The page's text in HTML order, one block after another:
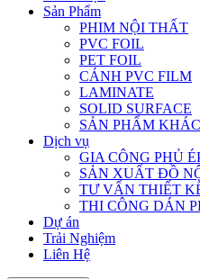
Sản Phẩm
PHIM NỘI THẤT
PVC FOIL
PET FOIL
CÁNH PVC FILM
LAMINATE
SOLID SURFACE
SẢN PHẨM KHÁC
Dịch vụ
GIA CÔNG PHỦ
SẢN XUẤT ĐỒ
TƯ VẤN THIẾT
THI CÔNG DÁN
Dự án
Trải Nghiệm
Liên Hệ